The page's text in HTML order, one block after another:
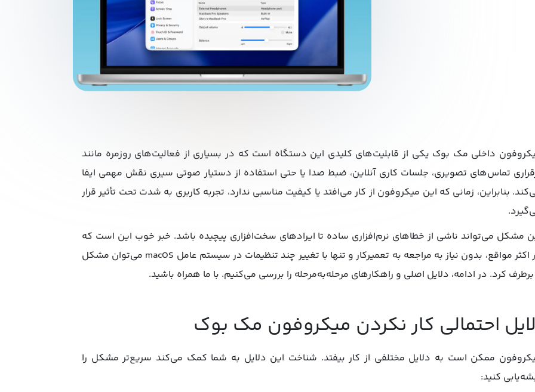
داخلی مک ‌بوک یکی از قابلیت‌های کلیدی این دستگاه است که در بسیاری از فعالیت‌های روزمره مانند
تماس‌های تصویری، جلسات کاری آنلاین، ضبط صدا یا حتی استفاده از دستیار صوتی سیری نقش مهمی ایفا
بنابراین، زمانی که این میکروفون از کار می‌افتد یا کیفیت مناسبی ندارد، تجربه کاربری به شدت تحت تأثیر قرار
مشکل می‌تواند ناشی از خطاهای نرم‌افزاری ساده تا ایرادهای سخت‌افزاری پیچیده باشد. خبر خوب این است که
در اکثر مواقع، بدون نیاز به مراجعه به تعمیرکار و تنها با تغییر چند تنظیمات در سیستم عامل macOS می‌توان مشکل
برطرف کرد. در ادامه، دلایل اصلی و راهکارهای مرحله‌به‌مرحله را بررسی می‌کنیم. با ما همراه باشید.
احتمالی کار نکردن میکروفون مک ‌بوک
ممکن است به دلایل مختلفی از کار بیفتد. شناخت این دلایل به شما کمک می‌کند سریع‌تر مشکل را
کنید: